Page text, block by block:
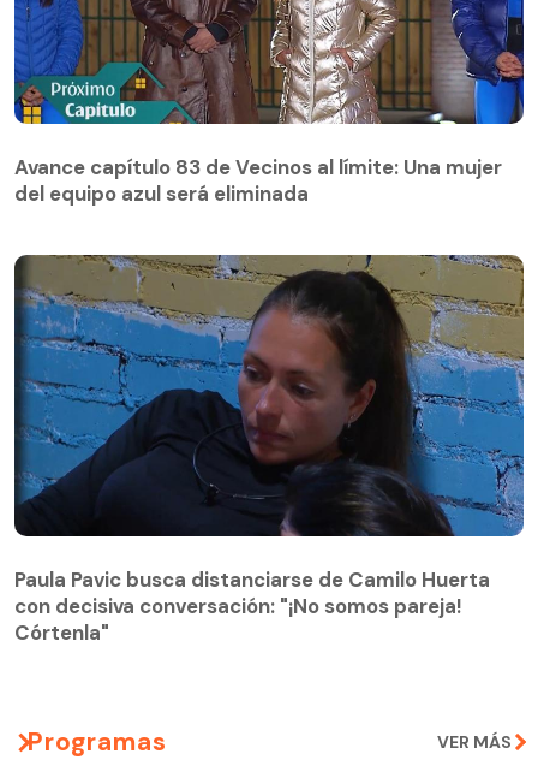
del equipo azul será eliminada
Avance capítulo 83 de Vecinos al límite: Una mujer
del equipo azul será eliminada
con decisiva conversación: "¡No somos pareja!
Córtenla"
Paula Pavic busca distanciarse de Camilo Huerta
con decisiva conversación: "¡No somos pareja!
Córtenla"
Programas VER MÁS